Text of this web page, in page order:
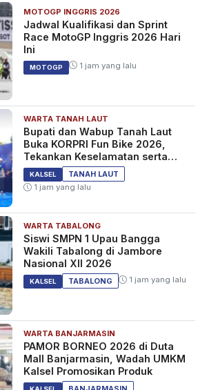
MOTOGP INGGRIS 2026
Jadwal Kualifikasi dan Sprint
Race MotoGP Inggris 2026 Hari
Ini
MOTOGP 1 jam yang lalu
WARTA TANAH LAUT
Bupati dan Wabup Tanah Laut
Buka KORPRI Fun Bike 2026,
Tekankan Keselamatan serta
Kebersamaan
KALSEL
TANAH LAUT
1 jam yang lalu
WARTA TABALONG
Siswi SMPN 1 Upau Bangga
Wakili Tabalong di Jambore
Nasional XII 2026
KALSEL TABALONG 1 jam yang lalu
WARTA BANJARMASIN
PAMOR BORNEO 2026 di Duta
Mall Banjarmasin, Wadah UMKM
Kalsel Promosikan Produk